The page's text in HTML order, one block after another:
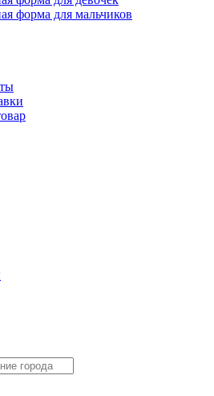
форма для мальчиков